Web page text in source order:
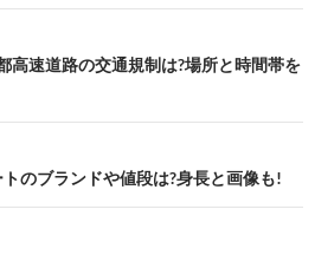
高速道路の交通規制は?場所と時間帯を
のブランドや値段は?身長と画像も!